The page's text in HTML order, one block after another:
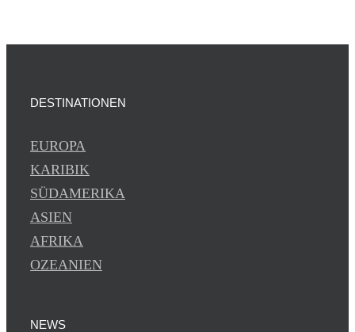
DESTINATIONEN
EUROPA
KARIBIK
SÜDAMERIKA
ASIEN
AFRIKA
OZEANIEN
NEWS